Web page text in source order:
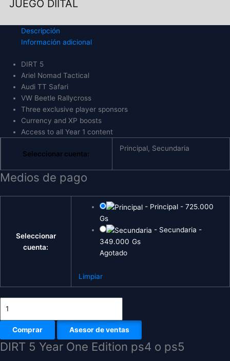
JUEGO DIITAL
Descripción
Información adicional
DIRT 5
Ariel Nomad Tactical
Audi TT Safari
VW Beetle Rallycross
Three exclusive player sponsors
Currency and XP boosts
Access to all Year 1 content
Seleccionar cuenta:
Principal, Secundaria
Medios de pago
Seleccionar
cuenta:
- Principal- 725.000
Gs
- Secundaria -
349.000 Gs
Agotado
Limpiar
Comprar Asesor de ventas
DIRT 5 Year One Edition ps4 o ps5